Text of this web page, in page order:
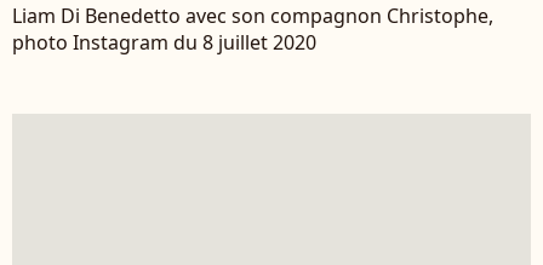
Liam Di Benedetto avec son compagnon Christophe,
photo Instagram du 8 juillet 2020